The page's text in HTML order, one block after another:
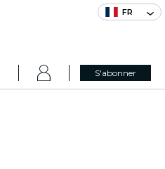
FR
S'abonner